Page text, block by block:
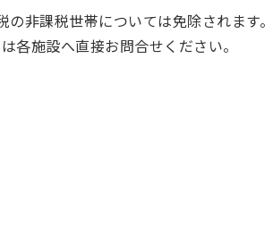
の非課税世帯については免除されます
各施設へ直接お問合せください。